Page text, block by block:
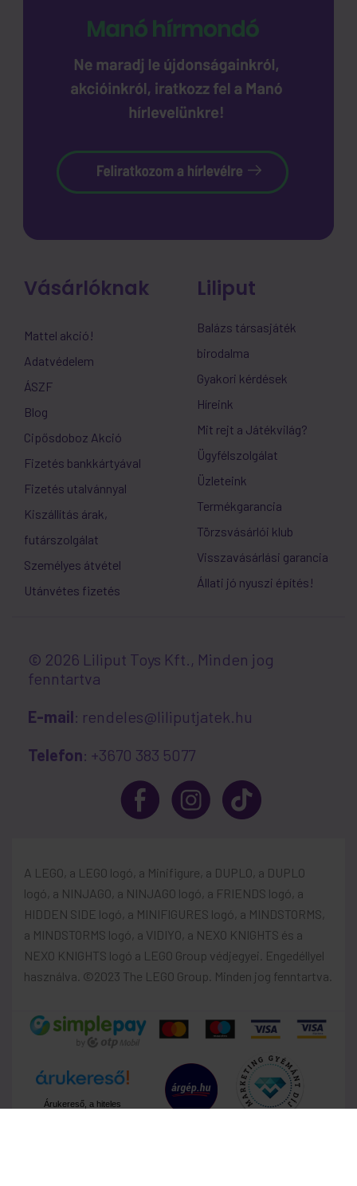
Vásárlóknak
Mattel akció!
Adatvédelem
ÁSZF
Blog
Cipősdoboz Akció
Fizetés bankkártyával
Fizetés utalvánnyal
Kiszállítás árak,
futárszolgálat
Személyes átvétel
Utánvétes fizetés
Liliput
Balázs társasjáték
birodalma
Gyakori kérdések
Híreink
Mit rejt a Játékvilág?
Ügyfélszolgálat
Üzleteink
Termékgarancia
Törzsvásárlói klub
Visszavásárlási garancia
Állati jó nyuszi építés!
© 2026 Liliput Toys Kft., Minden jog
fenntartva
E-mail: rendeles@liliputjatek.hu
Telefon: +3670 383 5077
A LEGO, a LEGO logó, a Minifigure, a DUPLO, a DUPLO
logó, a NINJAGO, a NINJAGO logó, a FRIENDS logó, a
HIDDEN SIDE logó, a MINIFIGURES logó, a MINDSTORMS,
a MINDSTORMS logó, a VIDIYO, a NEXO KNIGHTS és a
NEXO KNIGHTS logó a LEGO Group védjegyei. Engedéllyel
használva. ©2023 The LEGO Group. Minden jog fenntartva.
Árukereső, a hiteles